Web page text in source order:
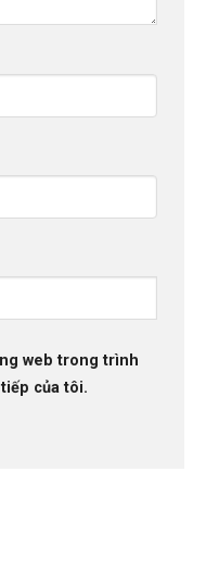
web trong trình
của tôi.